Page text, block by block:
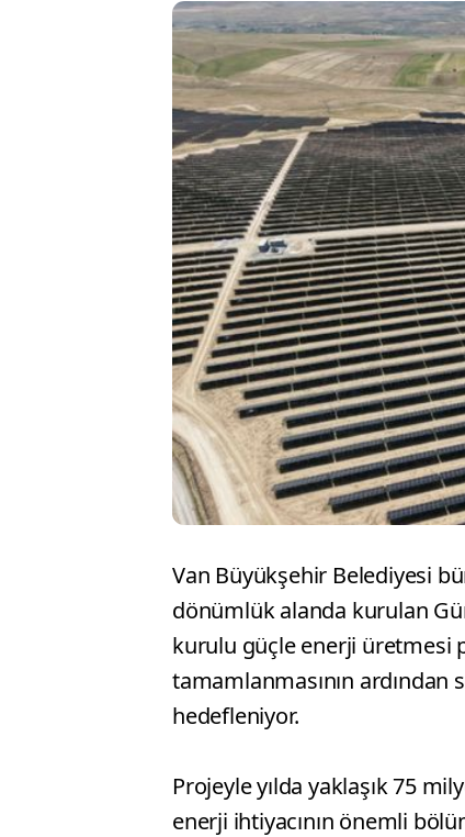
Van Büyükşehir Belediyesi
dönümlük alanda kurulan
kurulu güçle enerji üretmesi
tamamlanmasının ardından
hedefleniyor.
Projeyle yılda yaklaşık 75
enerji ihtiyacının önemli